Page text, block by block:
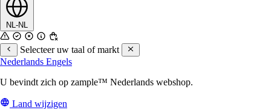
NL-NL
Selecteer uw taal of markt
Nederlands Engels
U bevindt zich op zample™ Nederlands webshop.
Land wijzigen